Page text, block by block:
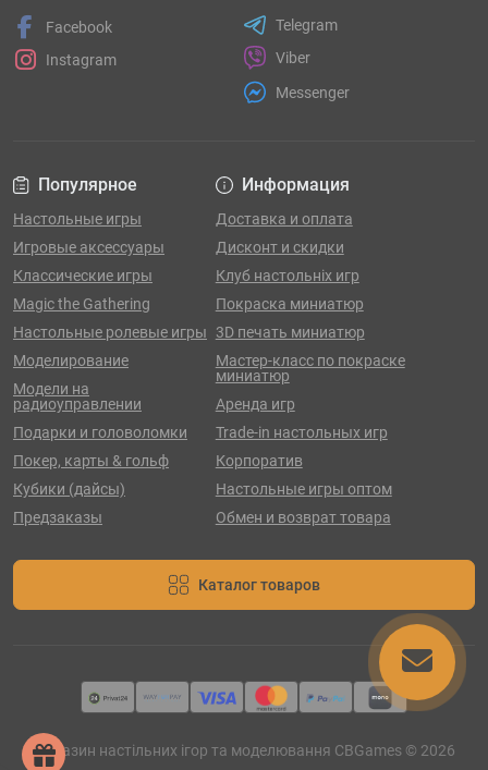
Популярное
Настольные игры
Игровые аксессуары
Классические игры
Magic the Gathering
Настольные ролевые игры
Моделирование
Модели на
радиоуправлении
Подарки и головоломки
Покер, карты & гольф
Кубики (дайсы)
Предзаказы
Информация
Доставка и оплата
Дисконт и скидки
Клуб настольніх игр
Покраска миниатюр
3D печать миниатюр
Мастер-класс по покраске
миниатюр
Аренда игр
Trade-in настольных игр
Корпоратив
Настольные игры оптом
Обмен и возврат товара
Каталог товаров
Facebook
Instagram
Telegram
Viber
Messenger
Магазин настільних ігор та моделювання CBGames © 2026